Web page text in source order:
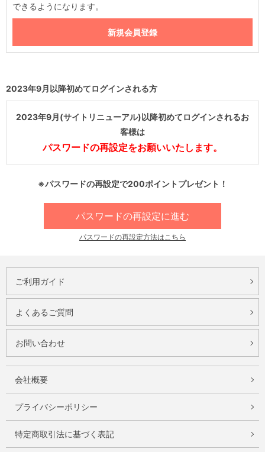
できるようになります。
2023年9月以降初めてログインされる方
2023年9月(サイトリニューアル)以降初めてログインされるお
客様は
パスワードの再設定をお願いいたします。
※パスワードの再設定で200ポイントプレゼント！
パスワードの再設定に進む
パスワードの再設定方法はこちら
ご利用ガイド
よくあるご質問
お問い合わせ
会社概要
プライバシーポリシー
特定商取引法に基づく表記